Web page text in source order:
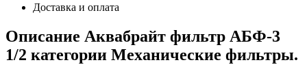
Доставка и оплата
Описание Аквабрайт фильтр АБФ-3
1/2 категории Механические фильтры.